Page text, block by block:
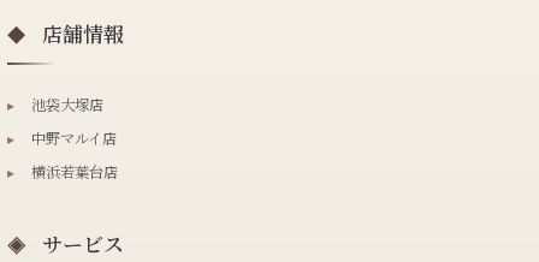
◆ 店舗情報
▸
池袋大塚店
▸
中野マルイ店
▸
横浜若葉台店
◈ サービス